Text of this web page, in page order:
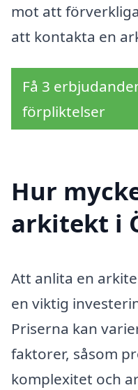
mot att
att kontakta en
Få 3
förpliktelser
Hur
arkitekt i
Att anlita en
en viktig
Priserna kan
faktorer, såsom
komplexitet och